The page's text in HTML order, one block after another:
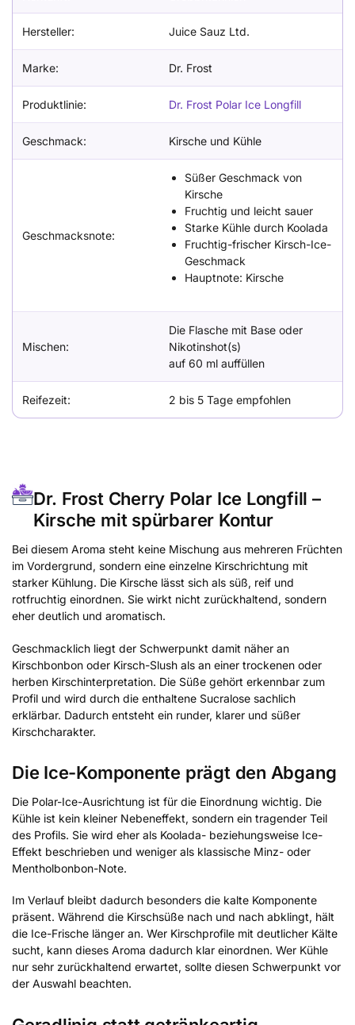
Hersteller: Juice Sauz Ltd.
Marke: Dr. Frost
Produktlinie: Dr. Frost Polar Ice Longfill
Geschmack: Kirsche und Kühle
Geschmacksnote:
Süßer Geschmack von
Kirsche
Fruchtig und leicht sauer
Starke Kühle durch Koolada
Fruchtig-frischer Kirsch-Ice-
Geschmack
Hauptnote: Kirsche
Mischen:
Die Flasche mit Base oder
Nikotinshot(s)
auf 60 ml auffüllen
Reifezeit: 2 bis 5 Tage empfohlen
Dr. Frost Cherry Polar Ice Longfill –
Kirsche mit spürbarer Kontur
Bei diesem Aroma steht keine Mischung aus mehreren Früchten
im Vordergrund, sondern eine einzelne Kirschrichtung mit
starker Kühlung. Die Kirsche lässt sich als süß, reif und
rotfruchtig einordnen. Sie wirkt nicht zurückhaltend, sondern
eher deutlich und aromatisch.
Geschmacklich liegt der Schwerpunkt damit näher an
Kirschbonbon oder Kirsch-Slush als an einer trockenen oder
herben Kirschinterpretation. Die Süße gehört erkennbar zum
Profil und wird durch die enthaltene Sucralose sachlich
erklärbar. Dadurch entsteht ein runder, klarer und süßer
Kirschcharakter.
Die Ice-Komponente prägt den Abgang
Die Polar-Ice-Ausrichtung ist für die Einordnung wichtig. Die
Kühle ist kein kleiner Nebeneffekt, sondern ein tragender Teil
des Profils. Sie wird eher als Koolada- beziehungsweise Ice-
Effekt beschrieben und weniger als klassische Minz- oder
Mentholbonbon-Note.
Im Verlauf bleibt dadurch besonders die kalte Komponente
präsent. Während die Kirschsüße nach und nach abklingt, hält
die Ice-Frische länger an. Wer Kirschprofile mit deutlicher Kälte
sucht, kann dieses Aroma dadurch klar einordnen. Wer Kühle
nur sehr zurückhaltend erwartet, sollte diesen Schwerpunkt vor
der Auswahl beachten.